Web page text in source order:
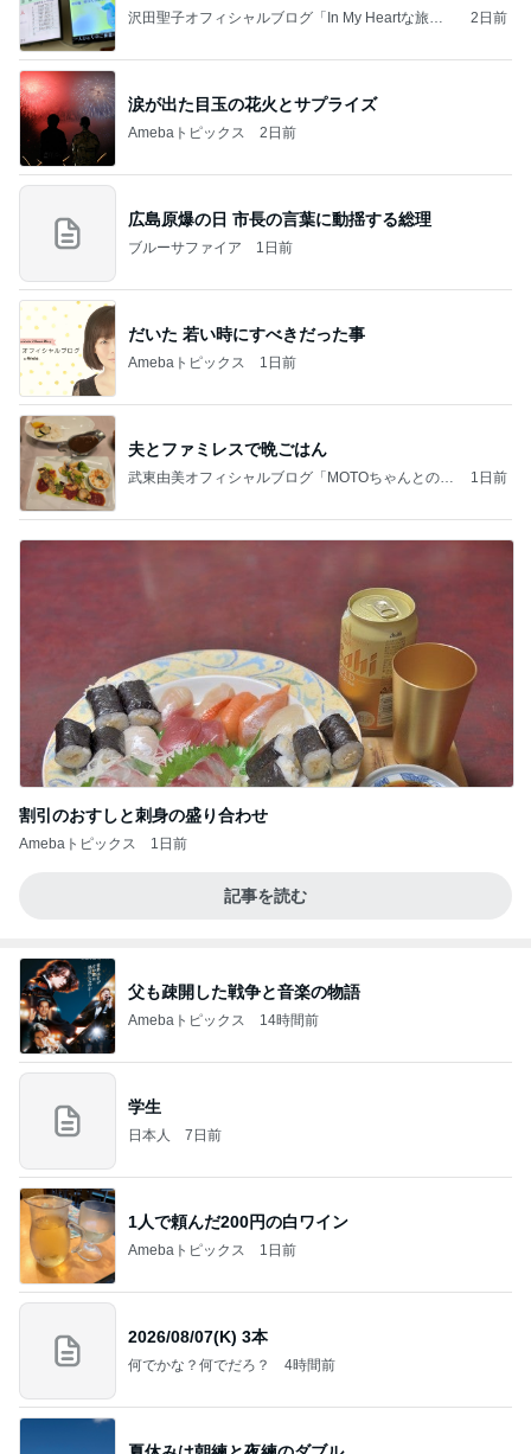
沢田聖子オフィシャルブログ「In My Heartな旅日
2日前
涙が出た目玉の花火とサプライズ
Amebaトピックス 2日前
広島原爆の日 市長の言葉に動揺する総理
ブルーサファイア 1日前
だいた 若い時にすべきだった事
Amebaトピックス 1日前
夫とファミレスで晩ごはん
武東由美オフィシャルブログ「MOTOちゃんとのは
1日前
割引のおすしと刺身の盛り合わせ
Amebaトピックス 1日前
記事を読む
父も疎開した戦争と音楽の物語
Amebaトピックス 14時間前
学生
日本人 7日前
1人で頼んだ200円の白ワイン
Amebaトピックス 1日前
2026/08/07(K) 3本
何でかな？何でだろ？ 4時間前